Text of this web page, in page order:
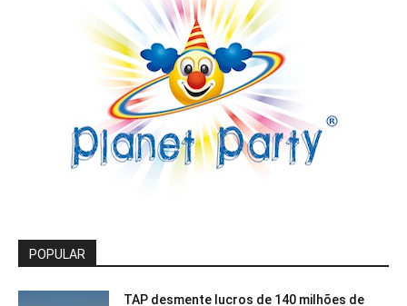
POPULAR
TAP desmente lucros de 140 milhões de